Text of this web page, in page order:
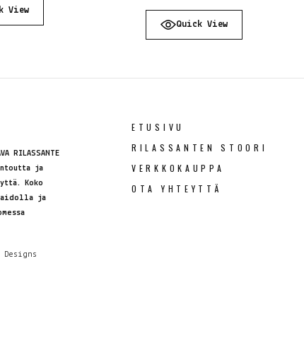
View
Quick View
RILASSANTE
ja
Koko
taidolla ja
ETUSIVU
RILASSANTEN STOORI
VERKKOKAUPPA
OTA YHTEYTTÄ